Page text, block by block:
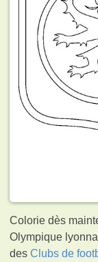
Colorie dès
Olympique
desClubs de